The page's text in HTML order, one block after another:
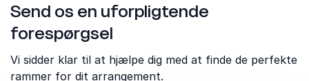
Send os en uforpligtende
forespørgsel
Vi sidder klar til at hjælpe dig med at finde de perfekte
rammer for dit arrangement.